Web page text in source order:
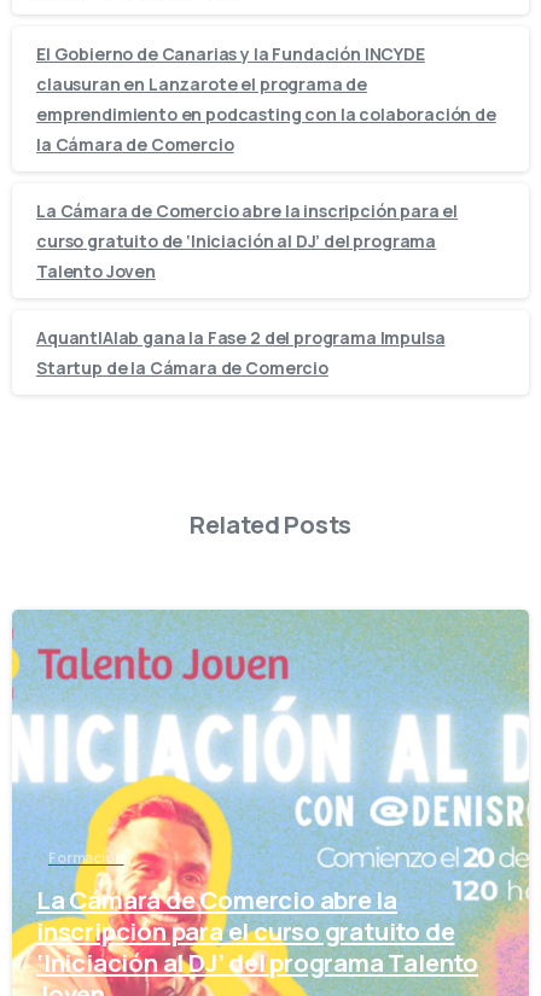
El Gobierno de Canarias y la Fundación INCYDE
clausuran en Lanzarote el programa de
emprendimiento en podcasting con la colaboración de
la Cámara de Comercio
La Cámara de Comercio abre la inscripción para el
curso gratuito de ‘Iniciación al DJ’ del programa
Talento Joven
AquantIAlab gana la Fase 2 del programa Impulsa
Startup de la Cámara de Comercio
Related Posts
-
Formación
La Cámara de Comercio abre la
inscripción para el curso gratuito de
‘Iniciación al DJ’ del programa Talento